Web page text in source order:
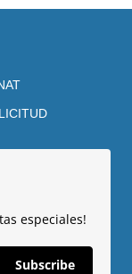
especiales!
Subscribe